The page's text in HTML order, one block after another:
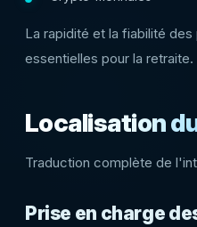
La rapidité et la fiabilité
essentielles pour la retraite.
Localisation
Traduction complète de
Prise en charge